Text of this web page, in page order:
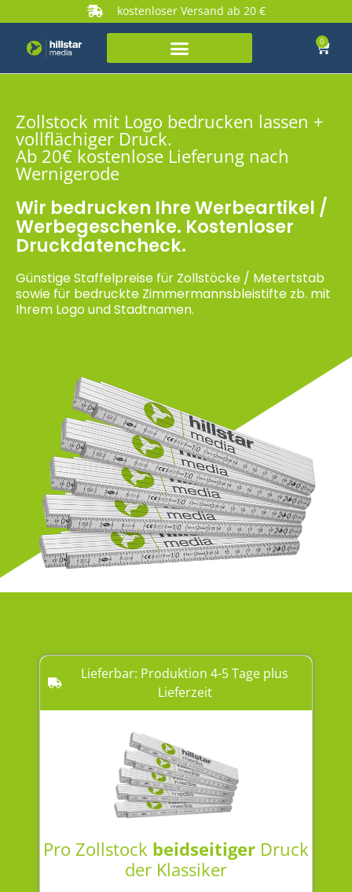
kostenloser Versand ab 20 €
0
Zollstock mit Logo bedrucken lassen +
vollflächiger Druck.
Ab 20€ kostenlose Lieferung nach
Wernigerode
Wir bedrucken Ihre Werbeartikel /
Werbegeschenke. Kostenloser
Druckdatencheck.
Günstige Staffelpreise für Zollstöcke / Metertstab
sowie für bedruckte Zimmermannsbleistifte zb. mit
Ihrem Logo und Stadtnamen.
Lieferbar: Produktion 4-5 Tage plus
Lieferzeit
Pro Zollstock beidseitiger Druck
der Klassiker